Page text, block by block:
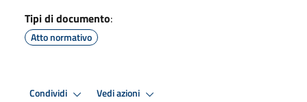
Tipi di documento:
Atto normativo
Condividi Vedi azioni